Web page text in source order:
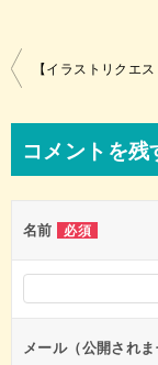
投
ビ
ゲ
ー
シ
ョ
ン
コメントを残
名前 必須
メール（公開されま